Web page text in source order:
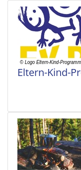
Eltern-Kind-